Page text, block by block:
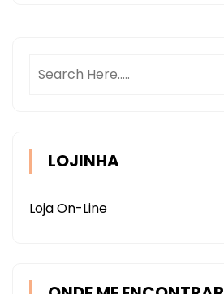
LOJINHA
Loja On-Line